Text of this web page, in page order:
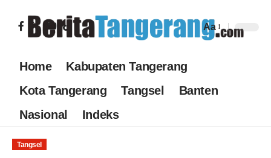
Aa
Home
Kabupaten Tangerang
Kota Tangerang
Tangsel
Banten
Nasional
Indeks
Tangsel